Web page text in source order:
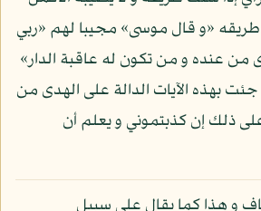
طريقه «و قال موسى» مجيبا لهم «ربي
من عنده و من تكون له عاقبة الدار»
جئت بهذه الآيات الدالة على الهدى من
ذلك إن كذبتموني و يعلم أن
و هذا كما يقال على سبيل